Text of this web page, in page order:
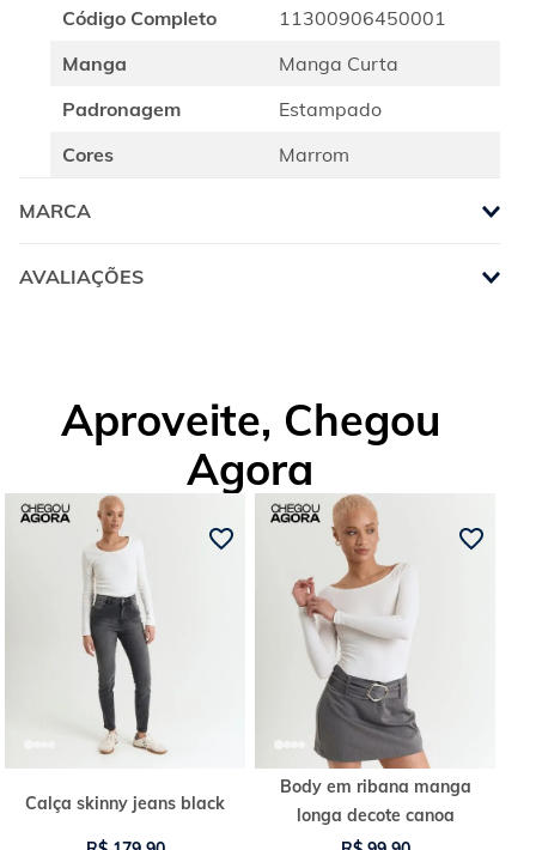
Código Completo
11300906450001
Manga
Manga Curta
Padronagem
Estampado
Cores
Marrom
MARCA
AVALIAÇÕES
Aproveite, Chegou
Agora
Calça skinny jeans black
Body em ribana manga
longa decote canoa